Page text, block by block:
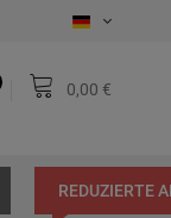
0,00 €
REDUZIERTE